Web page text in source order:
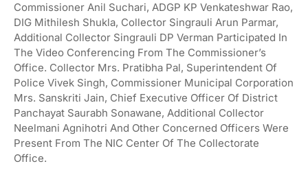
Commissioner Anil Suchari, ADGP KP Venkateshwar Rao,
DIG Mithilesh Shukla, Collector Singrauli Arun Parmar,
Additional Collector Singrauli DP Verman Participated In
The Video Conferencing From The Commissioner’s
Office. Collector Mrs. Pratibha Pal, Superintendent Of
Police Vivek Singh, Commissioner Municipal Corporation
Mrs. Sanskriti Jain, Chief Executive Officer Of District
Panchayat Saurabh Sonawane, Additional Collector
Neelmani Agnihotri And Other Concerned Officers Were
Present From The NIC Center Of The Collectorate
Office.